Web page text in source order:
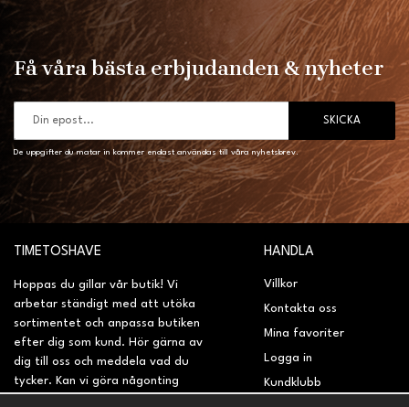
Få våra bästa erbjudanden & nyheter
SKICKA
De uppgifter du matar in kommer endast användas till våra nyhetsbrev.
TIMETOSHAVE
Hoppas du gillar vår butik! Vi
arbetar ständigt med att utöka
sortimentet och anpassa butiken
efter dig som kund. Hör gärna av
dig till oss och meddela vad du
tycker. Kan vi göra någonting
HANDLA
Villkor
Kontakta oss
Mina favoriter
Logga in
Kundklubb